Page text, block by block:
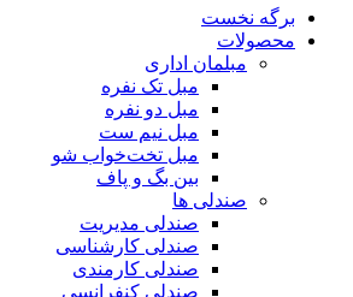
برگه نخست
محصولات
مبلمان اداری
مبل تک نفره
مبل دو نفره
مبل نیم ست
مبل تخت‌خواب شو
بین بگ و پاف
صندلی ها
صندلی مدیریت
صندلی کارشناسی
صندلی کارمندی
صندلی کنفرانسی